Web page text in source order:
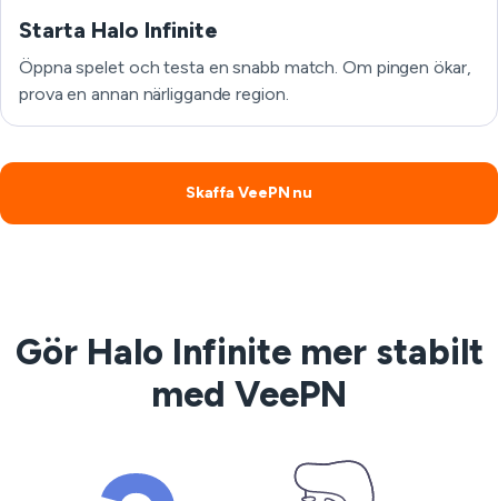
Starta Halo Infinite
Öppna spelet och testa en snabb match. Om pingen ökar,
prova en annan närliggande region.
Skaffa VeePN nu
Gör Halo Infinite mer stabilt
med VeePN